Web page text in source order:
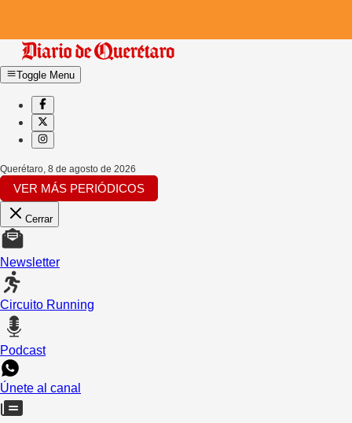
Toggle Menu
Querétaro, 8 de agosto de 2026
VER MÁS PERIÓDICOS
Cerrar
Newsletter
Circuito Running
Podcast
Únete al canal